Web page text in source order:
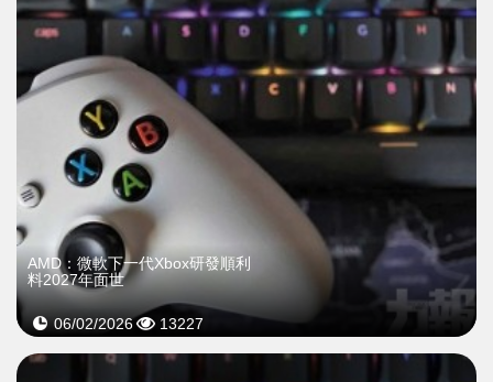
AMD：微軟下一代Xbox研發順利
料2027年面世
06/02/2026 13227